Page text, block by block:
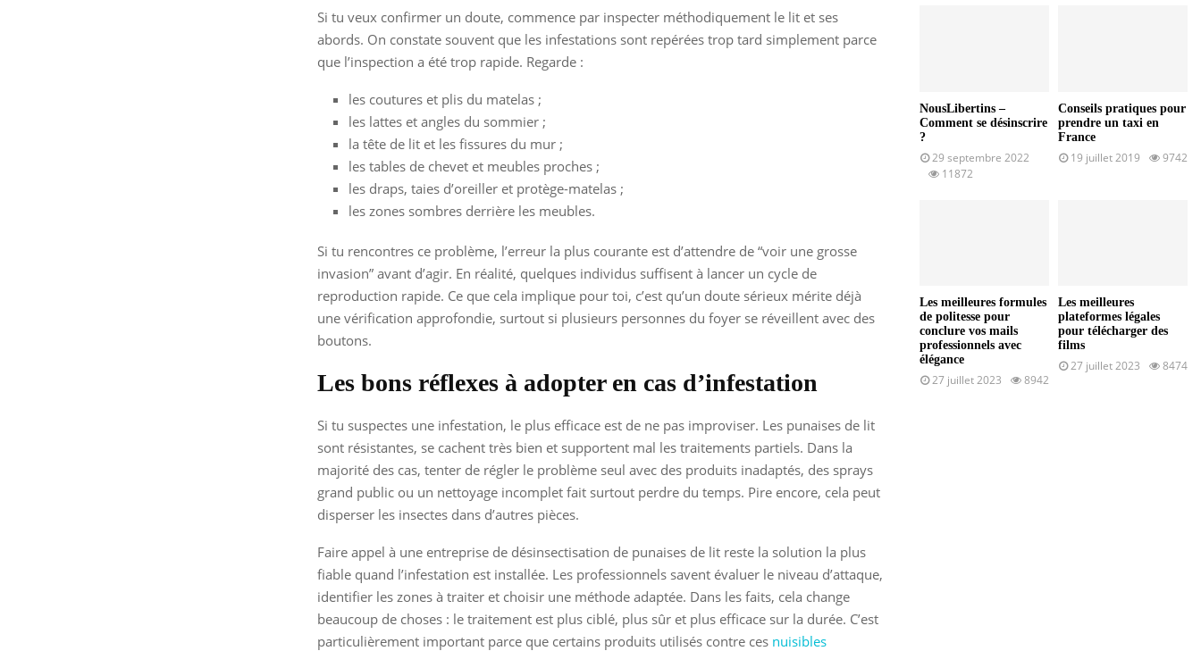
Si tu veux confirmer un doute, commence par inspecter méthodiquement le lit et ses
abords. On constate souvent que les infestations sont repérées trop tard simplement parce
que l’inspection a été trop rapide. Regarde :
les coutures et plis du matelas ;
les lattes et angles du sommier ;
la tête de lit et les fissures du mur ;
les tables de chevet et meubles proches ;
les draps, taies d’oreiller et protège-matelas ;
les zones sombres derrière les meubles.
Si tu rencontres ce problème, l’erreur la plus courante est d’attendre de “voir une grosse
invasion” avant d’agir. En réalité, quelques individus suffisent à lancer un cycle de
reproduction rapide. Ce que cela implique pour toi, c’est qu’un doute sérieux mérite déjà
une vérification approfondie, surtout si plusieurs personnes du foyer se réveillent avec des
boutons.
Les bons réflexes à adopter en cas d’infestation
Si tu suspectes une infestation, le plus efficace est de ne pas improviser. Les punaises de lit
sont résistantes, se cachent très bien et supportent mal les traitements partiels. Dans la
majorité des cas, tenter de régler le problème seul avec des produits inadaptés, des sprays
grand public ou un nettoyage incomplet fait surtout perdre du temps. Pire encore, cela peut
disperser les insectes dans d’autres pièces.
Faire appel à une entreprise de désinsectisation de punaises de lit reste la solution la plus
fiable quand l’infestation est installée. Les professionnels savent évaluer le niveau d’attaque,
identifier les zones à traiter et choisir une méthode adaptée. Dans les faits, cela change
beaucoup de choses : le traitement est plus ciblé, plus sûr et plus efficace sur la durée. C’est
particulièrement important parce que certains produits utilisés contre ces nuisibles
NousLibertins –
Comment se désinscrire
?
29 septembre 2022
11872
Conseils pratiques pour
prendre un taxi en
France
19 juillet 2019 9742
Les meilleures formules
de politesse pour
conclure vos mails
professionnels avec
élégance
27 juillet 2023 8942
Les meilleures
plateformes légales
pour télécharger des
films
27 juillet 2023 8474